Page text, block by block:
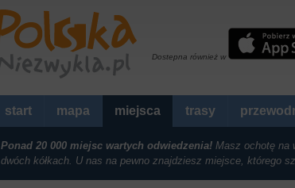
Dostepna również w
start mapa miejsca trasy
Ponad 20 000 miejsc wartych odwiedzenia! Masz ochotę na
dwóch kółkach. U nas na pewno znajdziesz miejsce, którego